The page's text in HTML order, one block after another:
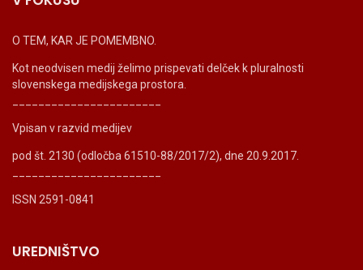
O TEM, KAR JE POMEMBNO.
Kot neodvisen medij želimo prispevati delček k pluralnosti
slovenskega medijskega prostora.
Vpisan v razvid medijev
pod št. 2130 (odločba 61510-88/2017/2), dne 20.9.2017.
ISSN 2591-0841
UREDNIŠTVO